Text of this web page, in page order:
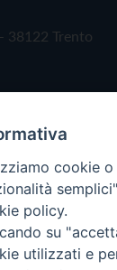
38122 Trento
i diritti
cookie
policy.
su
utilizzati e